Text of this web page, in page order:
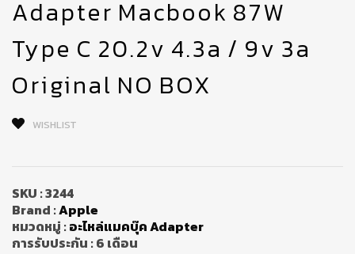
Adapter Macbook 87W
Type C 20.2v 4.3a / 9v 3a
Original NO BOX
WISHLIST
SKU :3244
Brand :Apple
หมวดหมู่ :อะไหล่แมคบุ๊ค Adapter
การรับประกัน :6 เดือน